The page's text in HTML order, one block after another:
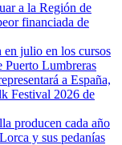
a la Región de
financiada de
en julio en los cursos
Puerto Lumbreras
a España,
Festival 2026 de
producen cada año
y sus pedanías